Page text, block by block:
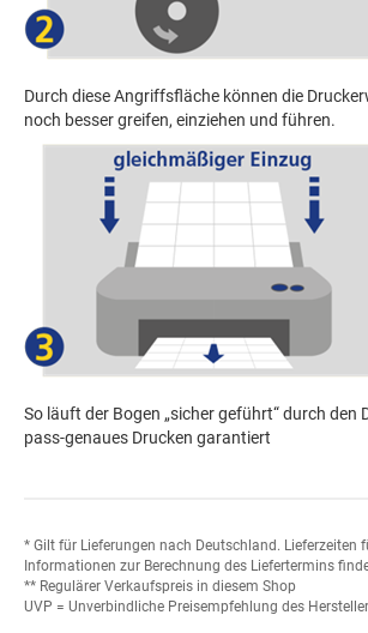
Durch diese Angriffsfläche können die
noch besser greifen, einziehen und führen.
So läuft der Bogen „sicher geführt“ durch den
pass-genaues Drucken garantiert
* Gilt für Lieferungen nach Deutschland. Lieferzeiten
Informationen zur Berechnung des Liefertermins
** Regulärer Verkaufspreis in diesem Shop
UVP = Unverbindliche Preisempfehlung des